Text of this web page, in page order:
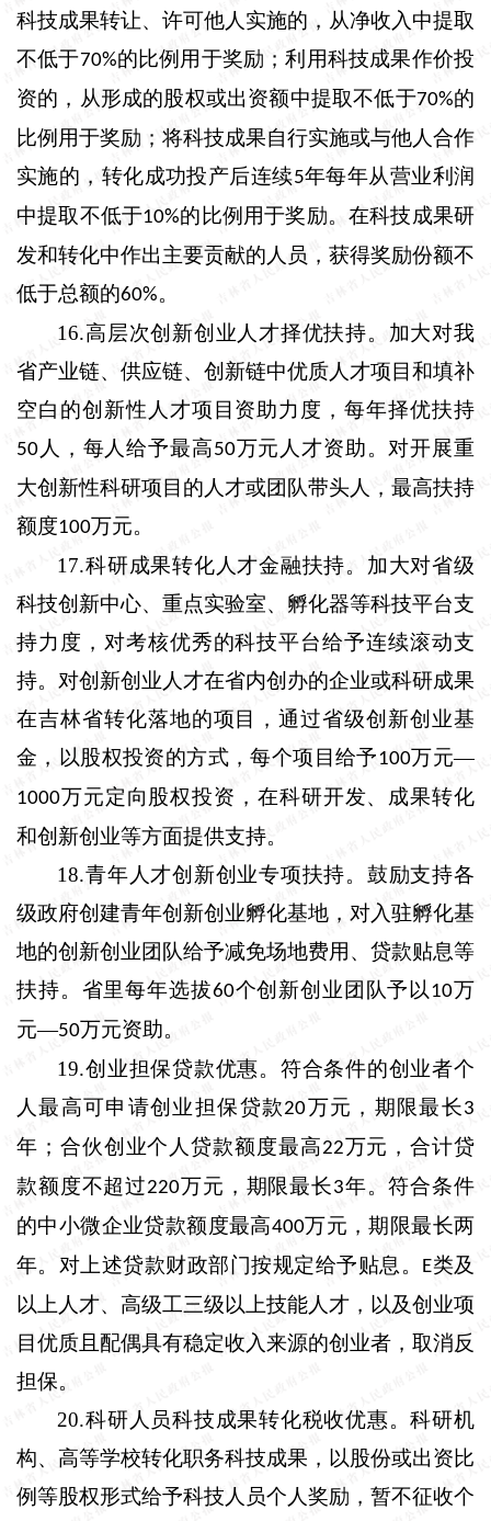
科技成果转让、许可他人实施的，从净收入中提取
不低于70%的比例用于奖励；利用科技成果作价投
资的，从形成的股权或出资额中提取不低于70%的
比例用于奖励；将科技成果自行实施或与他人合作
实施的，转化成功投产后连续5年每年从营业利润
中提取不低于10%的比例用于奖励。在科技成果研
发和转化中作出主要贡献的人员，获得奖励份额不
低于总额的60%。
16.高层次创新创业人才择优扶持。 加大对我
省产业链、供应链、创新链中优质人才项目和填补
空白的创新性人才项目资助力度，每年择优扶持
50 人，每人给予最高50万元人才资助。对开展重
大创新性科研项目的人才或团队带头人，最高扶持
额度100万元。
17.科研成果转化人才金融扶持。 加大对省级
科技创新中心、重点实验室、孵化器等科技平台支
持力度，对考核优秀的科技平台给予连续滚动支
持。对创新创业人才在省内创办的企业或科研成果
在吉林省转化落地的项目，通过省级创新创业基
金，以股权投资的方式，每个项目给予100万元—
1000万元定向股权投资，在科研开发、成果转化
和创新创业等方面提供支持。
18.青年人才创新创业专项扶持。 鼓励支持各
级政府创建青年创新创业孵化基地，对入驻孵化基
地的创新创业团队给予减免场地费用、贷款贴息等
扶持。省里每年选拔60个创新创业团队予以 10万
元—50万元资助。
19.创业担保贷款优惠。 符合条件的创业者个
人最高可申请创业担保贷款20万元，期限最长3
年；合伙创业个人贷款额度最高22万元，合计贷
款额度不超过220万元，期限最长3年。符合条件
的中小微企业贷款额度最高400万元，期限最长两
年。对上述贷款财政部门按规定给予贴息。
E类及
以上人才、高级工三级以上技能人才，以及创业项
目优质且配偶具有稳定收入来源的创业者，取消反
担保。
20.科研人员科技成果转化税收优惠。科研机
构、高等学校转化职务科技成果，以股份或出资比
例等股权形式给予科技人员个人奖励，暂不征收个